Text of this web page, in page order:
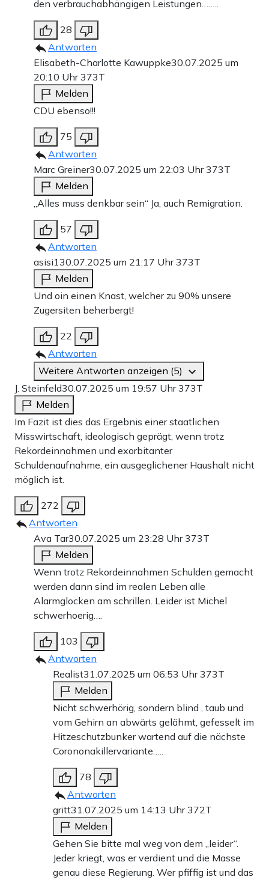
den verbrauchabhängigen Leistungen……..
28
Antworten
Elisabeth-Charlotte Kawuppke30.07.2025 um
20:10 Uhr373T
Melden
CDU ebenso!!!
75
Antworten
Marc Greiner30.07.2025 um 22:03 Uhr373T
Melden
„Alles muss denkbar sein“ Ja, auch Remigration.
57
Antworten
asisi130.07.2025 um 21:17 Uhr373T
Melden
Und oin einen Knast, welcher zu 90% unsere
Zugersiten beherbergt!
22
Antworten
Weitere Antworten anzeigen (5)
J. Steinfeld30.07.2025 um 19:57 Uhr373T
Melden
Im Fazit ist dies das Ergebnis einer staatlichen
Misswirtschaft, ideologisch geprägt, wenn trotz
Rekordeinnahmen und exorbitanter
Schuldenaufnahme, ein ausgeglichener Haushalt nicht
möglich ist.
272
Antworten
Ava Tar30.07.2025 um 23:28 Uhr373T
Melden
Wenn trotz Rekordeinnahmen Schulden gemacht
werden dann sind im realen Leben alle
Alarmglocken am schrillen. Leider ist Michel
schwerhoerig….
103
Antworten
Realist31.07.2025 um 06:53 Uhr373T
Melden
Nicht schwerhörig, sondern blind , taub und
vom Gehirn an abwärts gelähmt, gefesselt im
Hitzeschutzbunker wartend auf die nächste
Corononakillervariante…..
78
Antworten
gritt31.07.2025 um 14:13 Uhr372T
Melden
Gehen Sie bitte mal weg von dem „leider“.
Jeder kriegt, was er verdient und die Masse
genau diese Regierung. Wer pfiffig ist und das